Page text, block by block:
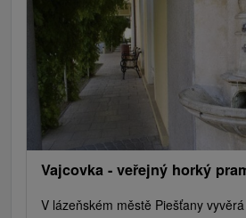
Aquaparky, kúpaliská
Túry a turistické chodníky
Plte, rafting, splavy
Architektonické stavby
Golfové ihriská
Motokárové dráhy
Vínne cesty
Vajcovka - veřejný horký
V lázeňském městě Piešťany